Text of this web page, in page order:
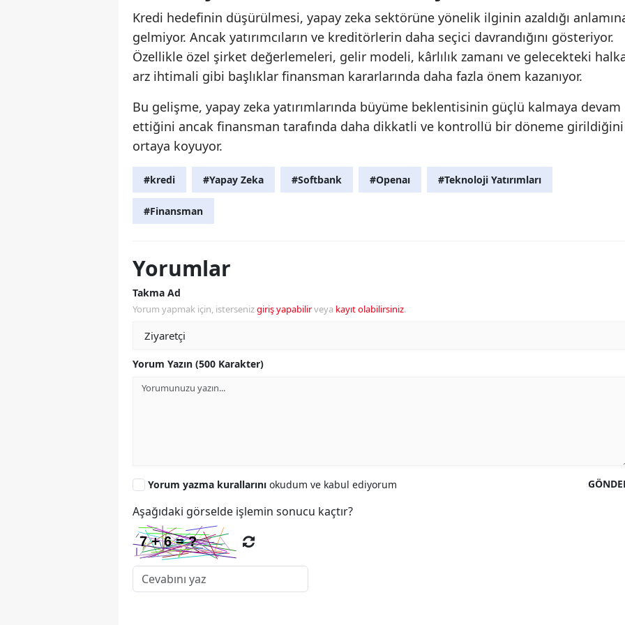
Kredi hedefinin düşürülmesi, yapay zeka sektörüne yönelik ilginin azaldığı
gelmiyor. Ancak yatırımcıların ve kreditörlerin daha seçici davrandığını gösteriyor.
Özellikle özel şirket değerlemeleri, gelir modeli, kârlılık zamanı ve gelecekteki
arz ihtimali gibi başlıklar finansman kararlarında daha fazla önem kazanıyor.
Bu gelişme, yapay zeka yatırımlarında büyüme beklentisinin güçlü kalmaya devam
ettiğini ancak finansman tarafında daha dikkatli ve kontrollü bir döneme girildiğini
ortaya koyuyor.
#kredi #Yapay Zeka #Softbank #Openaı #Teknoloji Yatırımları
#Finansman
Yorumlar
Takma Ad
Yorum yapmak için, istersenizgiriş yapabilirveya kayıt olabilirsiniz.
Yorum Yazın (500 Karakter)
Yorum yazma kurallarını okudum ve kabul ediyorum
Aşağıdaki görselde işlemin sonucu kaçtır?